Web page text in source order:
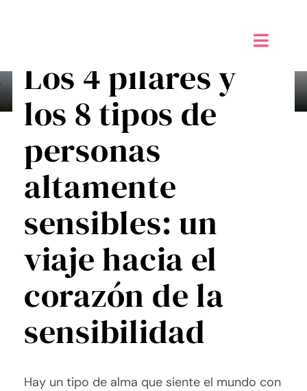
Toggle
Inicio
Alta sensibilidad PAS
Taller de Creatividad Digital
Mi Blog
Contáctame
Los 4 pilares y
los 8 tipos de
personas
altamente
sensibles: un
viaje hacia el
corazón de la
sensibilidad
Hay un tipo de alma que siente el mundo con